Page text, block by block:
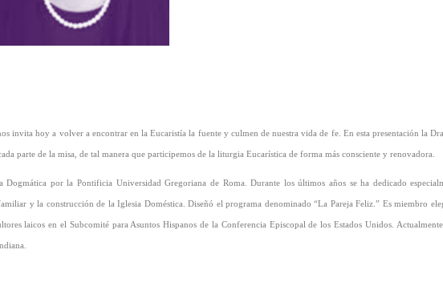
invita hoy a volver a encontrar en la Eucaristía la fuente y culmen de nuestra vida de fe. En esta presentación la
parte de la misa, de tal manera que participemos de la liturgia Eucarística de forma más consciente y renovadora.
Dogmática por la Pontificia Universidad Gregoriana de Roma. Durante los últimos años se ha dedicado
y la construcción de la Iglesia Doméstica. Diseñó el programa denominado “La Pareja Feliz.” Es miembro
laicos en el Subcomité para Asuntos Hispanos de la Conferencia Episcopal de los Estados Unidos.